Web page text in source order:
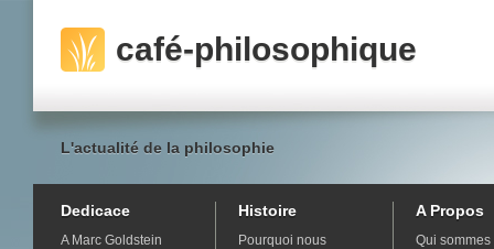
café-philosophique
L'actualité de la philosophie
Dedicace
A Marc Goldstein
Histoire
Pourquoi nous
A Propos
Qui sommes